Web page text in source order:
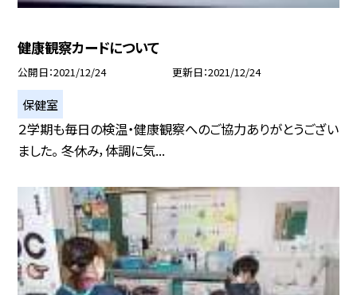
健康観察カードについて
公開日 2021/12/24 更新日 2021/12/24
保健室
２学期も毎日の検温・健康観察へのご協力ありがとうござい
ました。 冬休み，体調に気...